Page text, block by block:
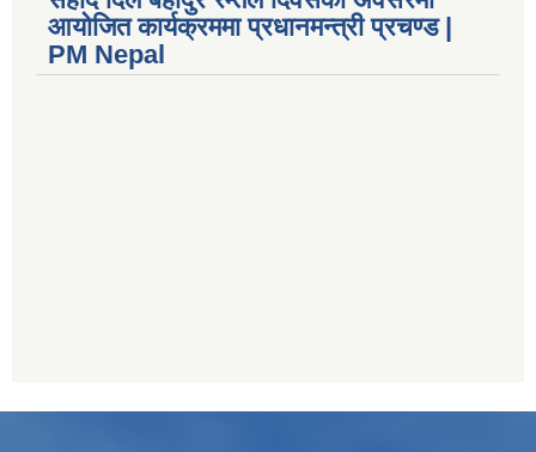
आयोजित कार्यक्रममा प्रधानमन्त्री प्रचण्ड |
PM Nepal